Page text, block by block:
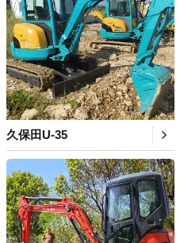
久保田U-35